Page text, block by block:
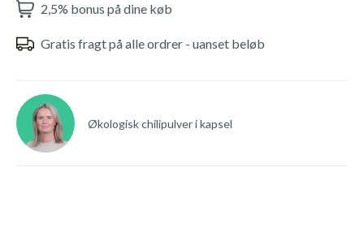
2,5% bonus på dine køb
Gratis fragt på alle ordrer - uanset beløb
Økologisk chilipulver i kapsel